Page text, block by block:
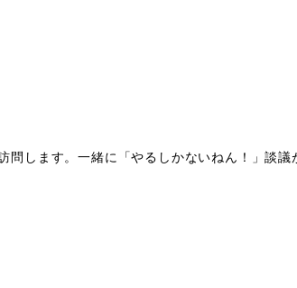
問します。一緒に「やるしかないねん！」談